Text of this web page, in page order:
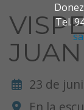
Tel.
23 de